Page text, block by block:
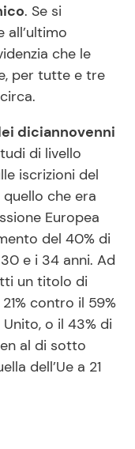
. Se si
che le
per tutte e tre
diciannovenni
di livello
iscrizioni del
quello che era
Europea
del 40% di
e i 34 anni. Ad
un titolo di
contro il 59%
o il 43% di
al di sotto
dell’Ue a 21